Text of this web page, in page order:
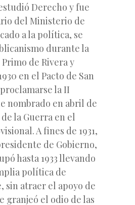
Derecho y fue
del Ministerio de
a la política, se
durante la
de Rivera y
en el Pacto de San
la II
nombrado en abril de
la Guerra en el
A fines de 1931,
de Gobierno,
hasta 1933 llevando
política de
sin atraer el apoyo de
granjeó el odio de las